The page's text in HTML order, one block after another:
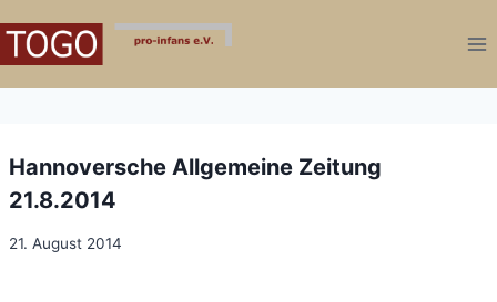
Inhalt
Hannoversche Allgemeine Zeitung
21.8.2014
21. August 2014